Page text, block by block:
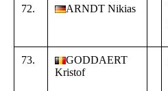
72. ARNDT Nikias
73.
GODDAERT
Kristof